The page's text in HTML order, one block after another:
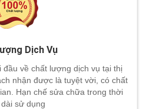
Dịch Vụ
đầu về chất lượng dịch vụ tại thị
nhận được là tuyệt vời, có chất
Hạn chế sửa chữa trong thời
sử dụng